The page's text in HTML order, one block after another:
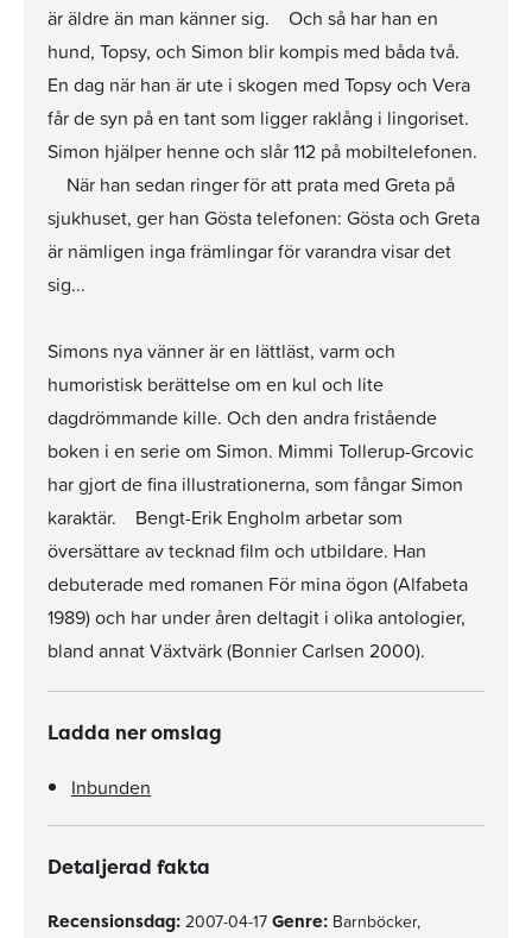
är äldre än man känner sig. Och så har han en
hund, Topsy, och Simon blir kompis med båda två.
En dag när han är ute i skogen med Topsy och Vera
får de syn på en tant som ligger raklång i lingoriset.
Simon hjälper henne och slår 112 på mobiltelefonen.
När han sedan ringer för att prata med Greta på
sjukhuset, ger han Gösta telefonen: Gösta och Greta
är nämligen inga främlingar för varandra visar det
sig...
Simons nya vänner är en lättläst, varm och
humoristisk berättelse om en kul och lite
dagdrömmande kille. Och den andra fristående
boken i en serie om Simon. Mimmi Tollerup-Grcovic
har gjort de fina illustrationerna, som fångar Simon
karaktär. Bengt-Erik Engholm arbetar som
översättare av tecknad film och utbildare. Han
debuterade med romanen För mina ögon (Alfabeta
1989) och har under åren deltagit i olika antologier,
bland annat Växtvärk (Bonnier Carlsen 2000).
Ladda ner omslag
Inbunden
Detaljerad fakta
Recensionsdag: 2007-04-17 Genre: Barnböcker,